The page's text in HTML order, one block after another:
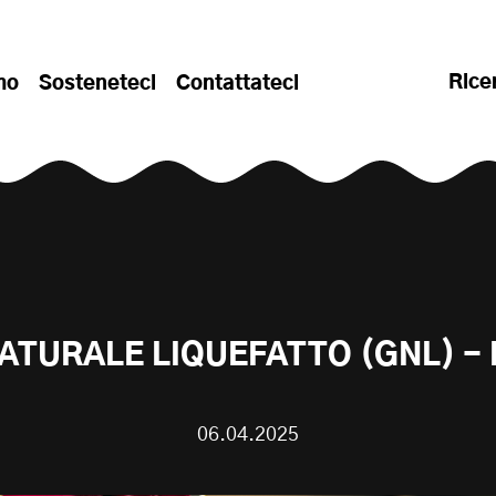
Sosteneteci Contattateci
LIQUEFATTO (GNL) -
06.04.2025